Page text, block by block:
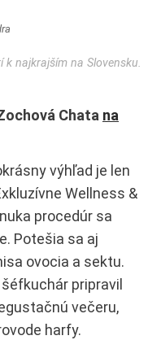
k najkrajším na Slovensku.
Chata na
výhľad je len
Wellness &
procedúr sa
Potešia sa aj
ovocia a sektu.
pripravil
večeru,
harfy.